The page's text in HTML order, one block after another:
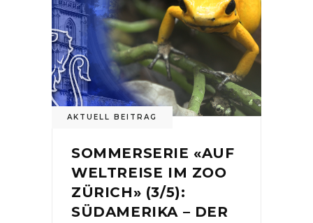
AKTUELL BEITRAG
SOMMERSERIE «AUF
WELTREISE IM ZOO
ZÜRICH» (3/5):
SÜDAMERIKA – DER